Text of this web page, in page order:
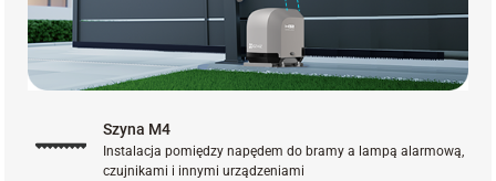
Szyna M4
Instalacja pomiędzy napędem do bramy a lampą alarmową,
czujnikami i innymi urządzeniami